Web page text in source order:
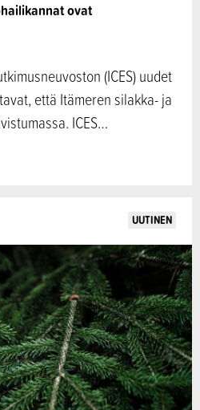
ovat
(ICES) uudet
että Itämeren silakka- ja
ICES…
UUTINEN